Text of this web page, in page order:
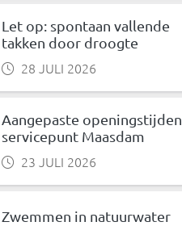
Let op: spontaan vallende
takken door droogte
28 JULI 2026
Aangepaste openingstijden
servicepunt Maasdam
23 JULI 2026
Zwemmen in natuurwater